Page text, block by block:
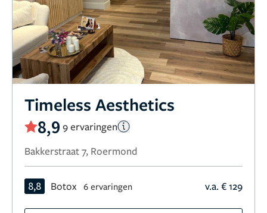
Timeless Aesthetics
8,9 9 ervaringen
Bakkerstraat 7, Roermond
8,8 Botox 6 ervaringen v.a. € 129